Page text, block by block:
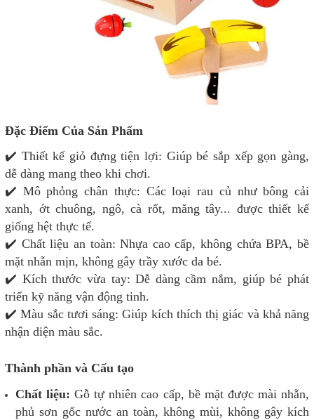
Đặc Điểm Của Sản Phẩm
✔️ Thiết kế giỏ đựng tiện lợi: Giúp bé sắp xếp gọn gàng,
dễ dàng mang theo khi chơi.
✔️ Mô phỏng chân thực: Các loại rau củ như bông cải
xanh, ớt chuông, ngô, cà rốt, măng tây... được thiết kế
giống hệt thực tế.
✔️ Chất liệu an toàn: Nhựa cao cấp, không chứa BPA, bề
mặt nhẵn mịn, không gây trầy xước da bé.
✔️ Kích thước vừa tay: Dễ dàng cầm nắm, giúp bé phát
triển kỹ năng vận động tinh.
✔️ Màu sắc tươi sáng: Giúp kích thích thị giác và khả năng
nhận diện màu sắc.
Thành phần và Cấu tạo
Chất liệu: Gỗ tự nhiên cao cấp, bề mặt được mài nhẵn,
phủ sơn gốc nước an toàn, không mùi, không gây kích